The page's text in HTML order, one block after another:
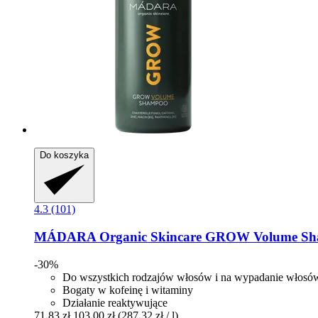
Do koszyka
4.3 (101)
MÁDARA Organic Skincare GROW Volume
-30%
Do wszystkich rodzajów włosów i na wypadanie
Bogaty w kofeinę i witaminy
Działanie reaktywujące
71,83 zł 103,00 zł (287,32 zł / l)